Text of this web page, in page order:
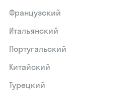
Французский
Итальянский
Португальский
Китайский
Турецкий